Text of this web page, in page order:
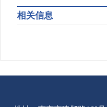
相关信息